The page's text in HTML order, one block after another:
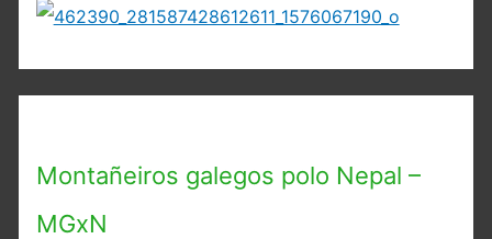
Montañeiros galegos polo Nepal –
MGxN